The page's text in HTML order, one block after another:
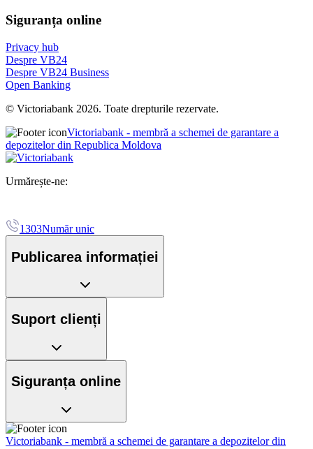
Siguranța online
Privacy hub
Despre VB24
Despre VB24 Business
Open Banking
© Victoriabank 2026. Toate drepturile rezervate.
Victoriabank - membră a schemei de garantare a
depozitelor din Republica Moldova
Urmărește-ne:
1303Număr unic
Publicarea informației
Suport clienți
Siguranța online
Victoriabank - membră a schemei de garantare a depozitelor din